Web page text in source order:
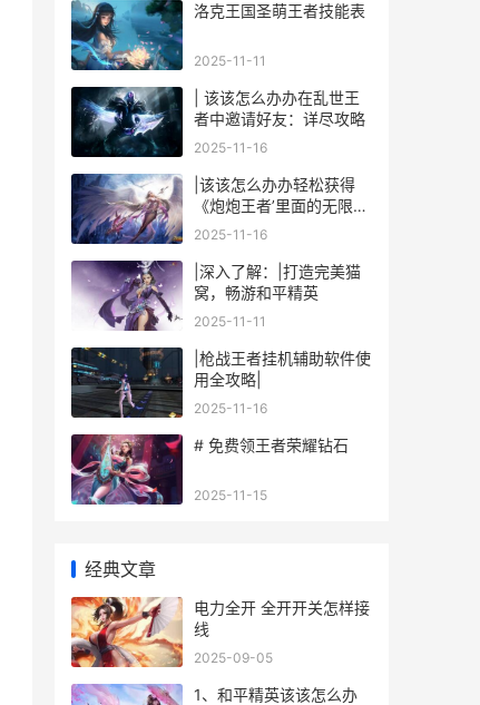
洛克王国圣萌王者技能表
2025-11-11
| 该该怎么办办在乱世王
者中邀请好友：详尽攻略
2025-11-16
|该该怎么办办轻松获得
《炮炮王者’里面的无限金
币和星星|
2025-11-16
|深入了解：|打造完美猫
窝，畅游和平精英
2025-11-11
|枪战王者挂机辅助软件使
用全攻略|
2025-11-16
# 免费领王者荣耀钻石
2025-11-15
经典文章
电力全开 全开开关怎样接
线
2025-09-05
1、和平精英该该怎么办